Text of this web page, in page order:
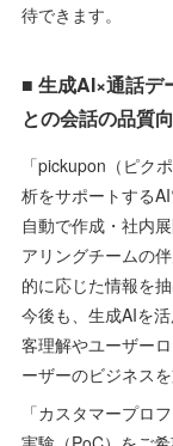
待できます。
■ 生成AI×通話デ
との会話の品質
「pickupon（ピク
析をサポートする
自動で作成・社内
アリングチームの
的に応じた情報を
今後も、生成AIを
客理解やユーザー
ーザーのビジネス
「カスタマープロ